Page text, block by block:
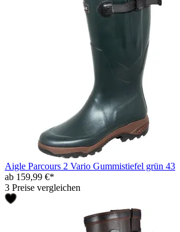
Aigle Parcours 2 Vario Gummistiefel grün 43
ab 159,99 €*
3 Preise vergleichen